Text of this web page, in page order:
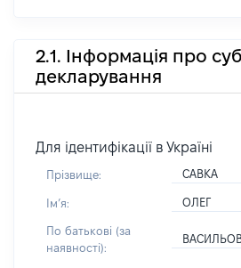
2.1. Інформація про
декларування
Для ідентифікації в Україні
Прізвище: САВКА
Імʼя: ОЛЕГ
По батькові (за
наявності):